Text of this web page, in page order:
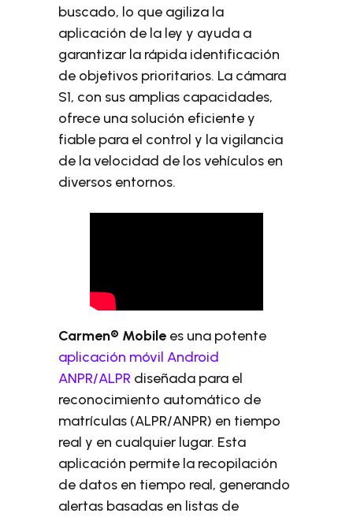
buscado, lo que agiliza la
aplicación de la ley y ayuda a
garantizar la rápida identificación
de objetivos prioritarios. La cámara
S1, con sus amplias capacidades,
ofrece una solución eficiente y
fiable para el control y la vigilancia
de la velocidad de los vehículos en
diversos entornos.
Carmen® Mobile es una potente
aplicación móvil Android
ANPR/ALPR diseñada para el
reconocimiento automático de
matrículas (ALPR/ANPR) en tiempo
real y en cualquier lugar. Esta
aplicación permite la recopilación
de datos en tiempo real, generando
alertas basadas en listas de